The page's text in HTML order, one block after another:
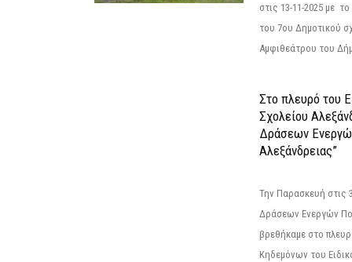
στις 13-11-2025 με
του 7ου Δημοτικού
Αμφιθεάτρου του
Στο πλευρό του
Σχολείου
Δράσεων
Αλεξάνδρειας”
Την Παρασκευή
Δράσεων Ενεργών
βρεθήκαμε στο
Κηδεμόνων του